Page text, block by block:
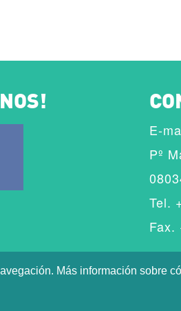
Más información sobre
E-
Pº
Tel.
Fax.
de Privacidad